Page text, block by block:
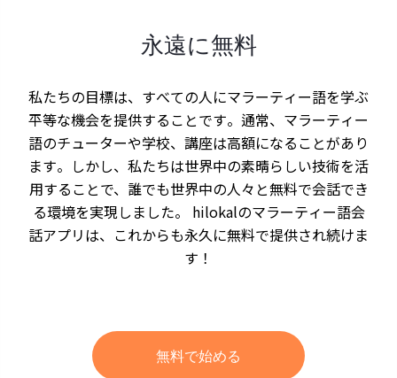
永遠に無料
私たちの目標は、すべての人にマラーティー語を学ぶ
平等な機会を提供することです。通常、マラーティー
語のチューターや学校、講座は高額になることがあり
ます。しかし、私たちは世界中の素晴らしい技術を活
用することで、誰でも世界中の人々と無料で会話でき
る環境を実現しました。 hilokalのマラーティー語会
話アプリは、これからも永久に無料で提供され続けま
す！
無料で始める